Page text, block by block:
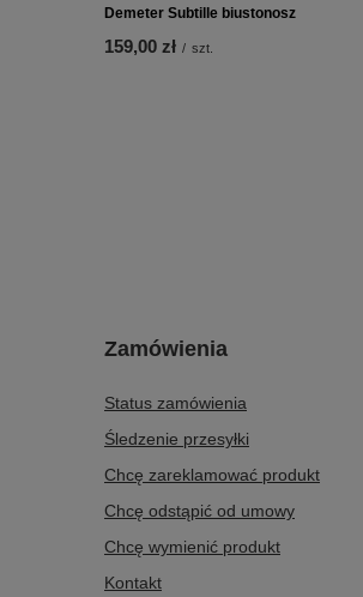
Demeter Subtille biustonosz
159,00 zł / szt.
Zamówienia
Status zamówienia
Śledzenie przesyłki
Chcę zareklamować produkt
Chcę odstąpić od umowy
Chcę wymienić produkt
Kontakt